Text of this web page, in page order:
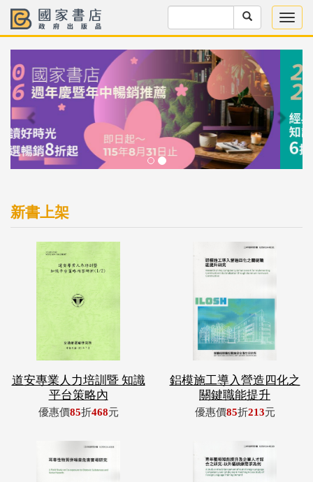
新書上架
道安專業人力培訓暨 知識
平台策略內
優惠價85折468元
鋁模施工導入營造四化之
關鍵職能提升
優惠價85折213元